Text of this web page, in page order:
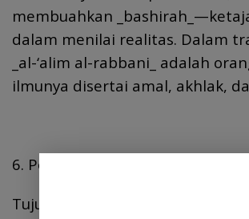
membuahkan
dalam menilai realitas. Dalam
_al-‘alim al-rabbani_ adalah
ilmunya disertai amal, akhlak,
6. Penutup
Tujuan hidup yang berhasil,